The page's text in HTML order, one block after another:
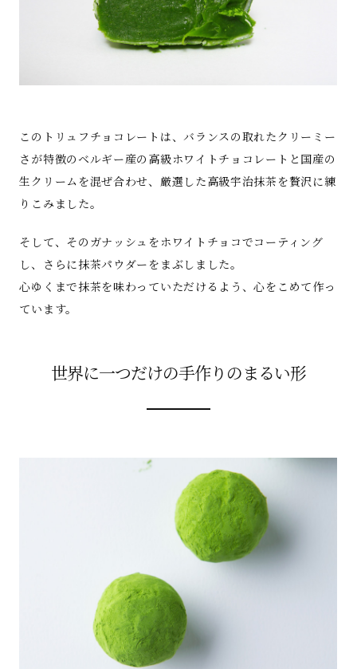
このトリュフチョコレートは、バランスの取れたクリーミー
さが特徴のベルギー産の高級ホワイトチョコレートと国産の
生クリームを混ぜ合わせ、厳選した高級宇治抹茶を贅沢に練
りこみました。
そして、そのガナッシュをホワイトチョコでコーティング
し、さらに抹茶パウダーをまぶしました。
心ゆくまで抹茶を味わっていただけるよう、心をこめて作っ
ています。
世界に一つだけの手作りのまるい形